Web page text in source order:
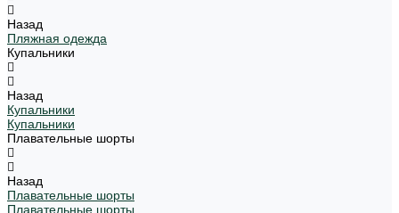
Назад
Пляжная одежда
Купальники
Назад
Купальники
Купальники
Плавательные шорты
Назад
Плавательные шорты
Плавательные шорты